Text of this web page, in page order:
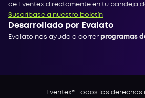
de Eventex directamente en tu bandeja
Suscríbase a nuestro boletín
Desarrollado por Evalato
Evalato nos ayuda a correr programas
Eventex®. Todos los derechos